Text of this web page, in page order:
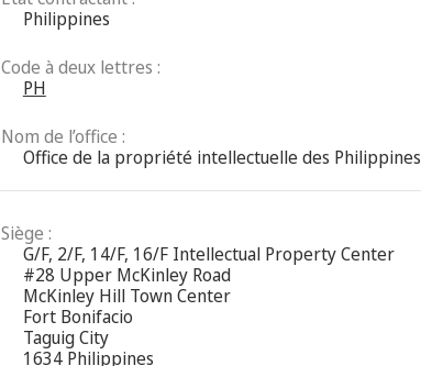
Philippines
Code à deux lettres :
PH
Nom de l’office :
Office de la propriété intellectuelle des Philippines
Siège :
G/F, 2/F, 14/F, 16/F Intellectual Property Center
#28 Upper McKinley Road
McKinley Hill Town Center
Fort Bonifacio
Taguig City
1634 Philippines